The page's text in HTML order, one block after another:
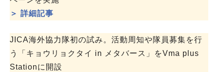
＞ 詳細記事
JICA海外協力隊初の試み。活動周知や隊員募集を行
う「キョウリョクタイ in メタバース」をVma plus
Stationに開設